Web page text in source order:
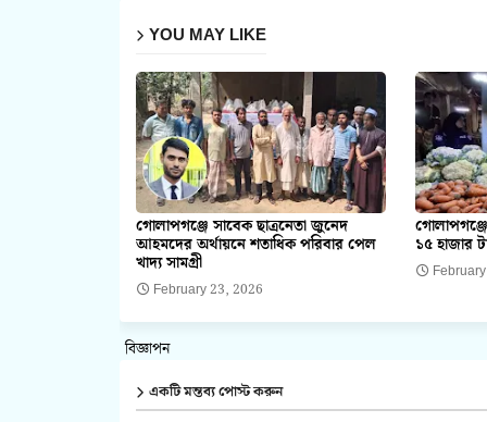
YOU MAY LIKE
গোলাপগঞ্জে সাবেক ছাত্রনেতা জুনেদ
আহমদের অর্থায়নে শতাধিক পরিবার পেল
খাদ্য সামগ্রী
February 23, 2026
১৫ হাজার
বিজ্ঞাপন
একটি মন্তব্য পোস্ট করুন